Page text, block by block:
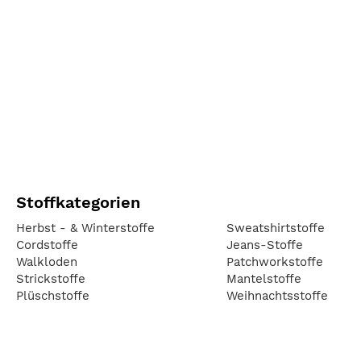
Stoffkategorien
Herbst - & Winterstoffe
Cordstoffe
Walkloden
Strickstoffe
Plüschstoffe
Sweatshirtstoffe
Jeans-Stoffe
Patchworkstoffe
Mantelstoffe
Weihnachtsstoffe